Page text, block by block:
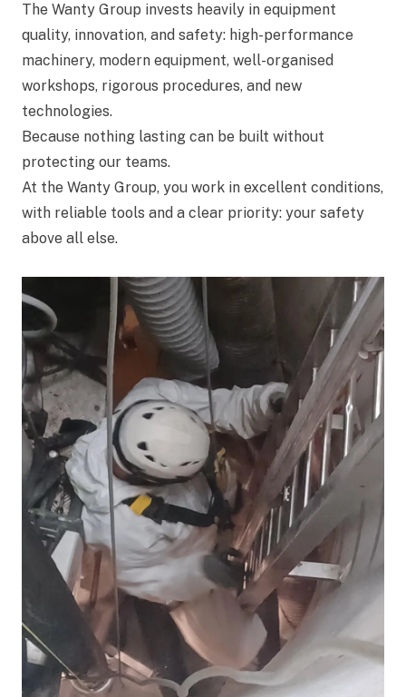
The Wanty Group invests heavily in equipment
quality, innovation, and safety: high-performance
machinery, modern equipment, well-organised
workshops, rigorous procedures, and new
technologies.
Because nothing lasting can be built without
protecting our teams.
At the Wanty Group, you work in excellent conditions,
with reliable tools and a clear priority: your safety
above all else.